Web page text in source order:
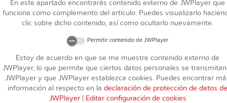
En este apartado encontrarás contenido externo de JWPlayer que
funciona como complemento del artículo. Puedes visualizarlo
clic sobre dicho contenido, así como ocultarlo nuevamente.
Permitir contenido de JWPlayer
Estoy de acuerdo en que se me muestre contenido externo de
JWPlayer, lo que permite que ciertos datos personales se
JWPlayer y que JWPlayer establezca cookies. Puedes encontrar
información al respecto en la declaración de protección de datos de
JWPlayer| Editar configuración de cookies